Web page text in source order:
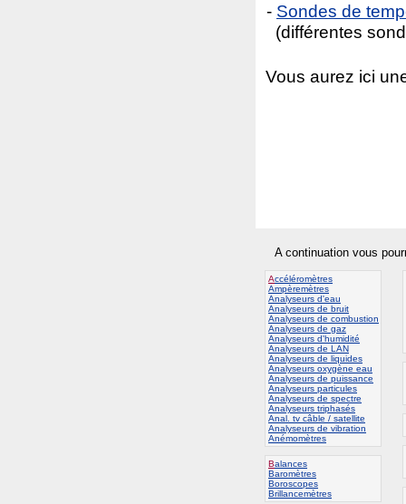
- Sondes de
(différentes
Vous aurez ici
A continuation vous
Accéléromètres
Ampèremètres
Analyseurs d'eau
Analyseurs de bruit
Analyseurs de combustion
Analyseurs de gaz
Analyseurs d'humidité
Analyseurs de LAN
Analyseurs de liquides
Analyseurs oxygène eau
Analyseurs de puissance
Analyseurs particules
Analyseurs de spectre
Analyseurs triphasés
Anal. tv câble / satellite
Analyseurs de vibration
Anémomètres
Balances
Baromètres
Boroscopes
Brillancemètres